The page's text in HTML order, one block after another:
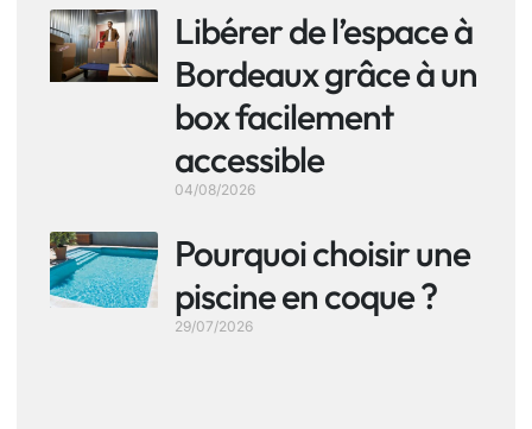
Libérer de l’espace à
Bordeaux grâce à un
box facilement
accessible
04/08/2026
Pourquoi choisir une
piscine en coque ?
29/07/2026